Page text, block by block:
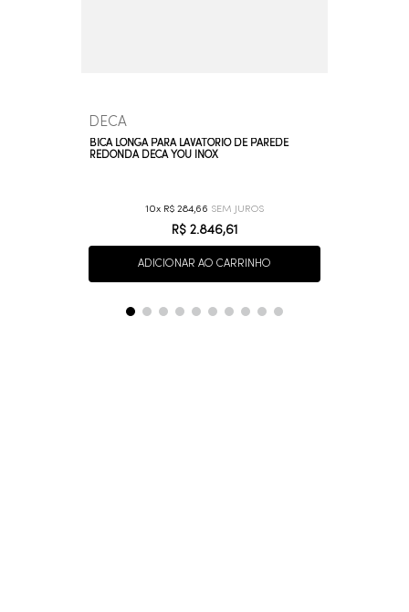
DECA
BICA LONGA PARA LAVATÓRIO DE PAREDE
REDONDA DECA YOU INOX
10 R$ 284,66
R$ 2.846,61
ADICIONAR AO CARRINHO